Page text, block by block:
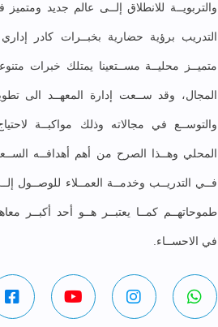
والتربويــة للانطلاق إلــى عالم جديد
التدريب برؤية حضارية بخبــرات كادر إداري
متميــز محليــة مســتعينا يمتلك خبرات
المجال، وقد ســعت إدارة المعهــد الى
والتوســع في مجالاته وذلك مواكبــة
المحلي وهــذا الصرح من أهم أهدافــه
فــي التدريــب وخدمــة العمــلاء للوصــول
طموحاتهــم كمــا يعتبــر هــو أحد أكبــر
في الاحســاء.